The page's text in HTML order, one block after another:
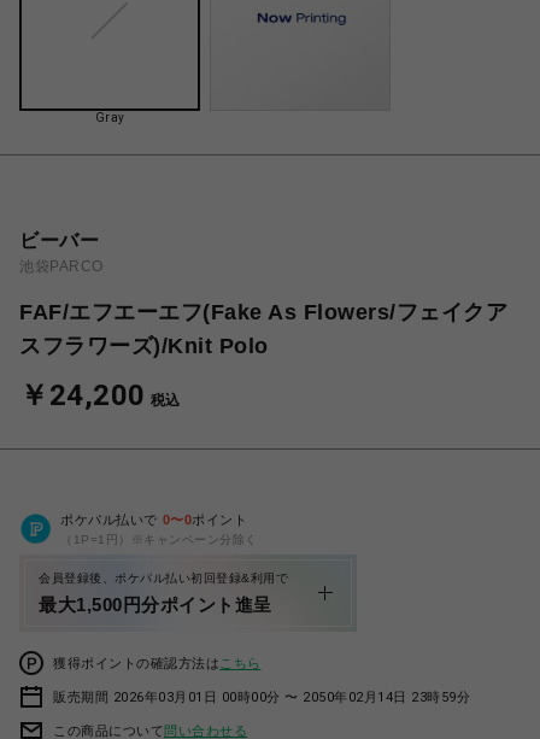
Gray
ビーバー
池袋PARCO
FAF/エフエーエフ(Fake As Flowers/フェイクア
スフラワーズ)/Knit Polo
￥24,200 税込
ポケパル払いで 0〜0ポイント
（1P=1円）※キャンペーン分除く
会員登録後、ポケパル払い初回登録&利用で
最大1,500円分ポイント進呈
獲得ポイントの確認方法は こちら
販売期間 2026年03月01日 00時00分 〜 2050年02月14日 23時59分
この商品について問い合わせる